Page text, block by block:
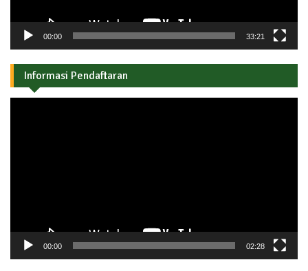
00:00 33:21
Informasi Pendaftaran
00:00 02:28